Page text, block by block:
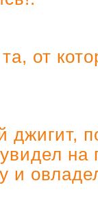
от
джигит,
на
и